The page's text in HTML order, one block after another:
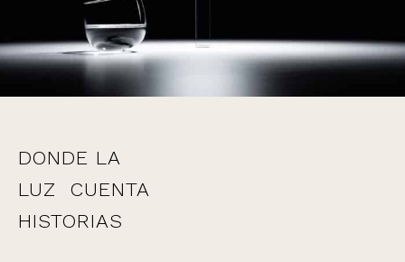
DONDE LA
LUZ CUENTA
HISTORIAS